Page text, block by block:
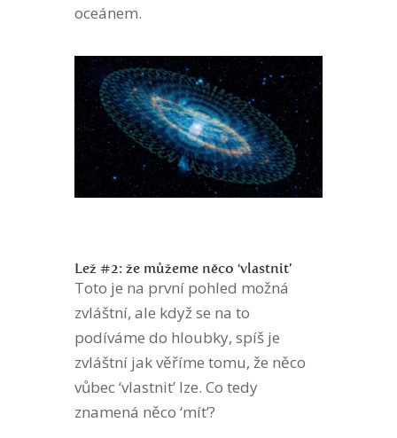
oceánem.
Lež #2: že můžeme něco ‘vlastnit’
Toto je na první pohled možná
zvláštní, ale když se na to
podíváme do hloubky, spíš je
zvláštní jak věříme tomu, že něco
vůbec ‘vlastnit’ lze. Co tedy
znamená něco ‘mít’?